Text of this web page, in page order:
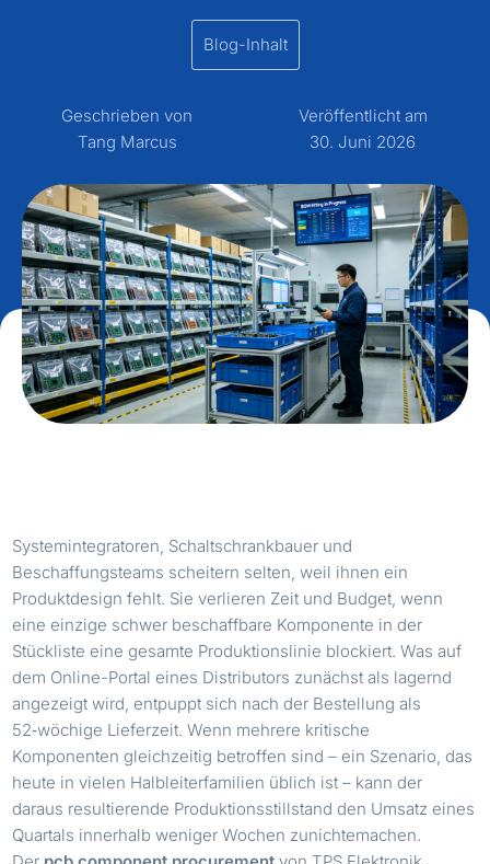
Blog-Inhalt
Geschrieben von
Tang Marcus
Veröffentlicht am
30. Juni 2026
Systemintegratoren, Schaltschrankbauer und
Beschaffungsteams scheitern selten, weil ihnen ein
Produktdesign fehlt. Sie verlieren Zeit und Budget, wenn
eine einzige schwer beschaffbare Komponente in der
Stückliste eine gesamte Produktionslinie blockiert. Was auf
dem Online-Portal eines Distributors zunächst als lagernd
angezeigt wird, entpuppt sich nach der Bestellung als
52‑wöchige Lieferzeit. Wenn mehrere kritische
Komponenten gleichzeitig betroffen sind – ein Szenario, das
heute in vielen Halbleiterfamilien üblich ist – kann der
daraus resultierende Produktionsstillstand den Umsatz eines
Quartals innerhalb weniger Wochen zunichtemachen.